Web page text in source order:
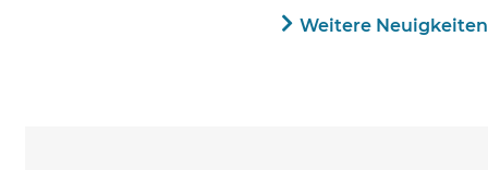
Weitere Neuigkeiten